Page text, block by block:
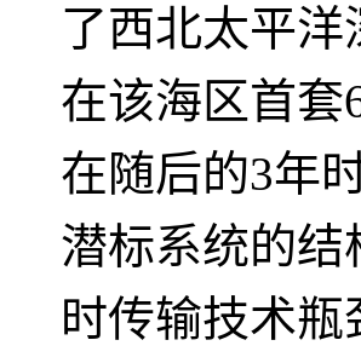
了西北太平
在该海区首套
在随后的3年
潜标系统的
时传输技术